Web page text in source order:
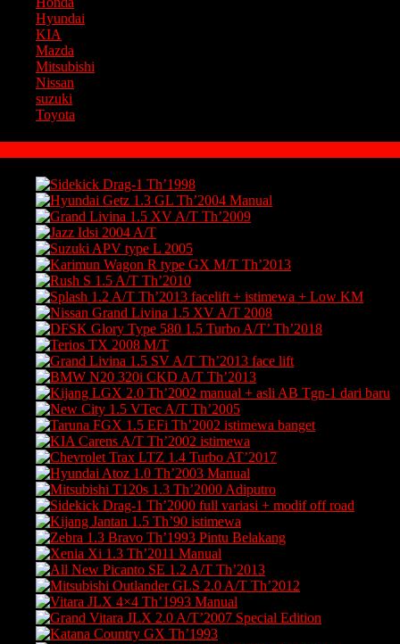
Hyundai
KIA
Mazda
Mitsubishi
Nissan
suzuki
Toyota